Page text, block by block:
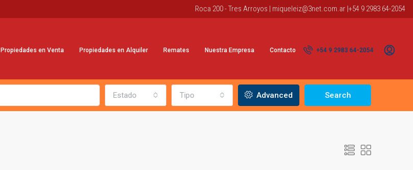
Roca 200 - Tres Arroyos | miqueleiz@3net.com.ar |+54 9 2983 64-2054
Propiedades en Venta Propiedades en Alquiler Remates Nuestra Empresa Contacto +54 9 2983 64-2054
Estado Tipo Advanced Search